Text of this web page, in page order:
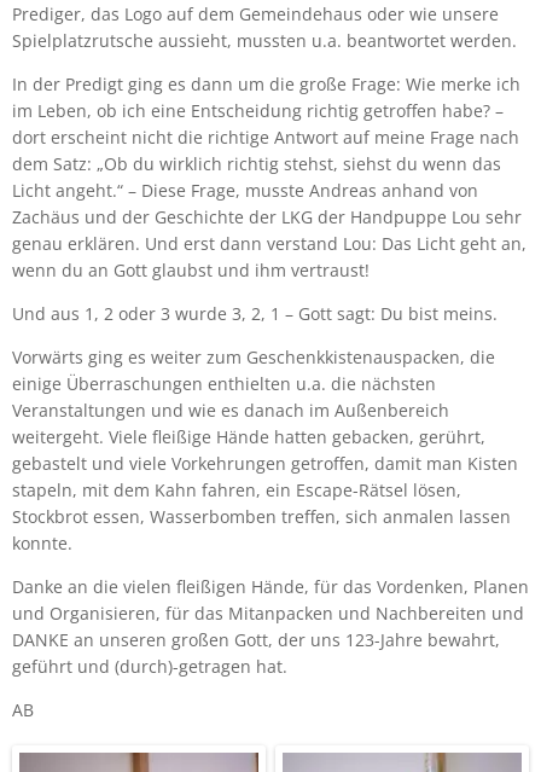
Prediger, das Logo auf dem Gemeindehaus oder wie unsere
Spielplatzrutsche aussieht, mussten u.a. beantwortet werden.
In der Predigt ging es dann um die große Frage: Wie merke ich
im Leben, ob ich eine Entscheidung richtig getroffen habe? –
dort erscheint nicht die richtige Antwort auf meine Frage nach
dem Satz: „Ob du wirklich richtig stehst, siehst du wenn das
Licht angeht.“ – Diese Frage, musste Andreas anhand von
Zachäus und der Geschichte der LKG der Handpuppe Lou sehr
genau erklären. Und erst dann verstand Lou: Das Licht geht an,
wenn du an Gott glaubst und ihm vertraust!
Und aus 1, 2 oder 3 wurde 3, 2, 1 – Gott sagt: Du bist meins.
Vorwärts ging es weiter zum Geschenkkistenauspacken, die
einige Überraschungen enthielten u.a. die nächsten
Veranstaltungen und wie es danach im Außenbereich
weitergeht. Viele fleißige Hände hatten gebacken, gerührt,
gebastelt und viele Vorkehrungen getroffen, damit man Kisten
stapeln, mit dem Kahn fahren, ein Escape-Rätsel lösen,
Stockbrot essen, Wasserbomben treffen, sich anmalen lassen
konnte.
Danke an die vielen fleißigen Hände, für das Vordenken, Planen
und Organisieren, für das Mitanpacken und Nachbereiten und
DANKE an unseren großen Gott, der uns 123-Jahre bewahrt,
geführt und (durch)-getragen hat.
AB